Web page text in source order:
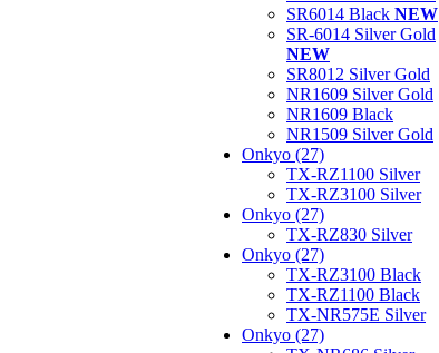
SR6014 Black NEW
SR-6014 Silver Gold
NEW
SR8012 Silver Gold
NR1609 Silver Gold
NR1609 Black
NR1509 Silver Gold
Onkyo (27)
TX-RZ1100 Silver
TX-RZ3100 Silver
Onkyo (27)
TX-RZ830 Silver
Onkyo (27)
TX-RZ3100 Black
TX-RZ1100 Black
TX-NR575E Silver
Onkyo (27)